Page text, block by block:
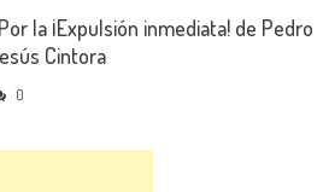
la ¡Expulsión inmediata! de Pedro
Cintora
0